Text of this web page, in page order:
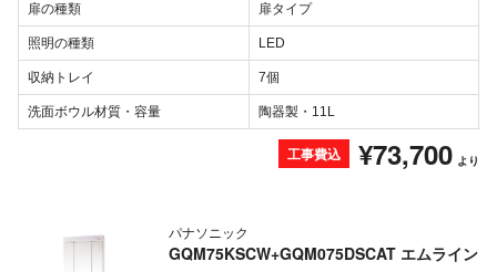
扉の種類 扉タイプ
照明の種類 LED
収納トレイ 7個
洗面ボウル材質・容量 陶器製・11L
工事費込 ¥73,700 より
パナソニック
GQM75KSCW+GQM075DSCAT エムライン